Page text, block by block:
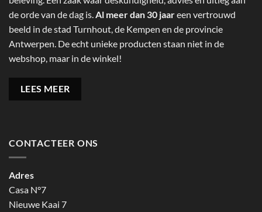
de orde van de dag is.Al meer dan 30 jaareen vertrouwd
beeld in de stad Turnhout, de Kempen en de provincie
Antwerpen. De echt unieke producten staan niet in de
webshop, maar in de winkel!
LEES MEER
CONTACTEER ONS
Adres
Casa N°7
Nieuwe Kaai 7